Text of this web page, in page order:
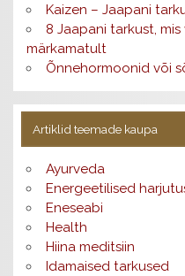
Kaizen – Jaapani
8 Jaapani tarkust,
märkamatult
Õnnehormoonid või
Artiklid teemade kaupa
Ayurveda
Energeetilised
Eneseabi
Health
Hiina meditsiin
Idamaised tarkused